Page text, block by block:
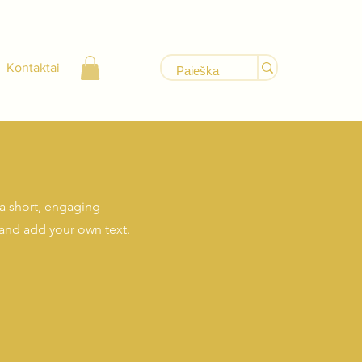
Kontaktai
short, engaging
add your own text.